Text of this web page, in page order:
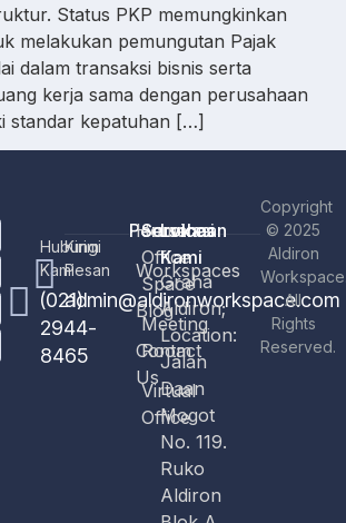
Status PKP memungkinkan
melakukan pemungutan Pajak
dalam transaksi bisnis serta
kerja sama dengan perusahaan
standar kepatuhan […]
Hubungi
Kami
(021)
2944-
8465
Kirim
Pesan
admin@aldironworkspace.com
Perusahaan
Home
Workspaces
Blog
Contact
Us
Services
Office
Space
Meeting
Room
Virtual
Office
Lokasi
Kami
Graha
Aldiron;
Location:
Jalan
Daan
Mogot
No. 119.
Ruko
Aldiron
Copyright
© 2025
Aldiron
All
Rights
Reserved.